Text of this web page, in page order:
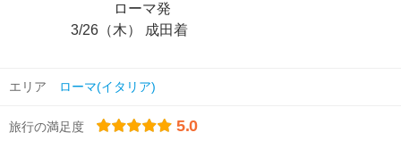
ローマ発
3/26（木） 成田着
エリア ローマ(イタリア)
旅行の満足度 5.0